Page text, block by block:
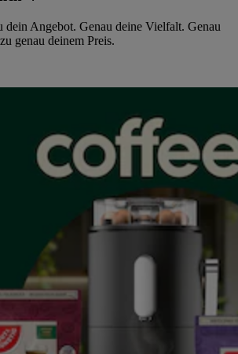
dein Angebot. Genau deine Vielfalt. Genau
genau deinem Preis.